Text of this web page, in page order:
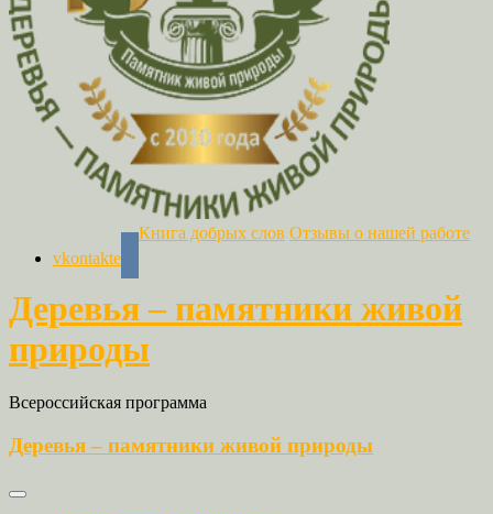
vkontakte
Книга добрых слов Отзывы о нашей работе
Деревья – памятники живой
природы
Всероссийская программа
Деревья – памятники живой природы